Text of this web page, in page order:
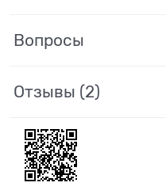
Вопросы
Отзывы (2)